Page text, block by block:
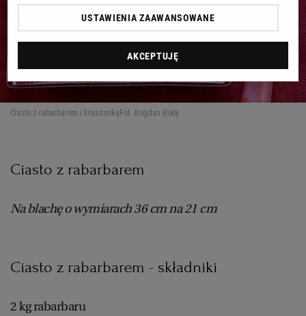
Ciasto z rabarbarem i kruszonką Fot. Bogdan Biały
Ciasto z rabarbarem
Na blachę o wymiarach 36 cm na 21 cm
Ciasto z rabarbarem - składniki
2 kg rabarbaru
USTAWIENIA ZAAWANSOWANE
AKCEPTUJĘ